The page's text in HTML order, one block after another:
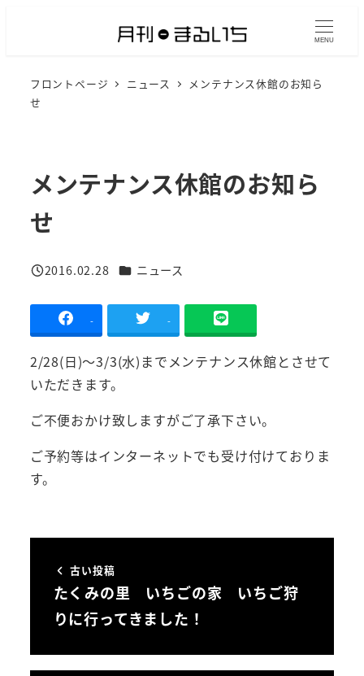
MENU
フロントページ ニュース
メンテナンス休館のお知ら
せ
メンテナンス休館のお知ら
せ
投稿日
2016.02.28 カテゴリー
ニュース
- -
2/28(日)～3/3(水)までメンテナンス休館とさせて
いただきます。
ご不便おかけ致しますがご了承下さい。
ご予約等はインターネットでも受け付けておりま
す。
古い投稿
たくみの里 いちごの家 いちご狩
りに行ってきました！